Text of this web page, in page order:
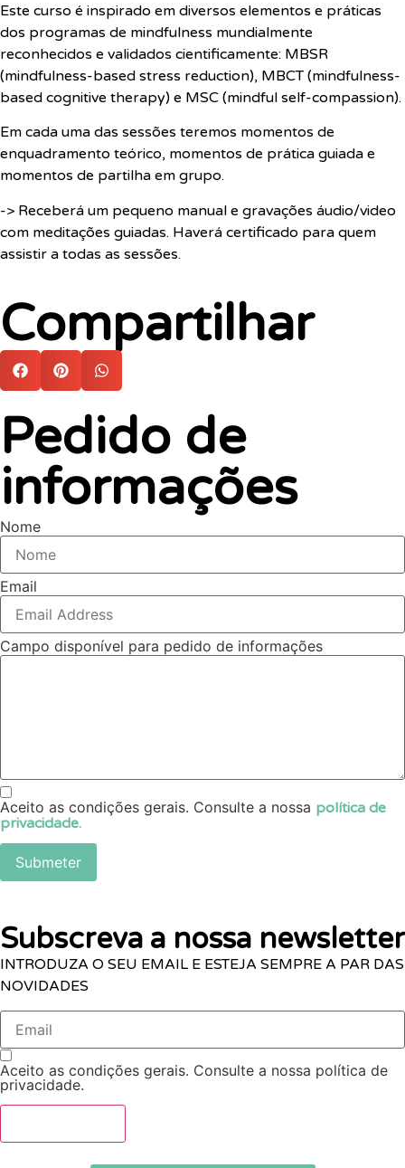
Este curso é inspirado em diversos elementos e práticas
dos programas de mindfulness mundialmente
reconhecidos e validados cientificamente: MBSR
(mindfulness-based stress reduction), MBCT (mindfulness-
based cognitive therapy) e MSC (mindful self-compassion).
Em cada uma das sessões teremos momentos de
enquadramento teórico, momentos de prática guiada e
momentos de partilha em grupo.
-> Receberá um pequeno manual e gravações áudio/video
com meditações guiadas. Haverá certificado para quem
assistir a todas as sessões.
Compartilhar
Pedido de
informações
Nome
Email
Campo disponível para pedido de informações
Aceito as condições gerais. Consulte a nossa política de
privacidade.
Submeter
Subscreva a nossa newsletter
INTRODUZA O SEU EMAIL E ESTEJA SEMPRE A PAR DAS
NOVIDADES
Aceito as condições gerais. Consulte a nossa política de
privacidade.